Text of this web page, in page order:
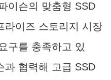
이슨의 맞춤형 SSD
라이즈 스토리지 시장
구를 충족하고 있
과 협력해 고급 SSD